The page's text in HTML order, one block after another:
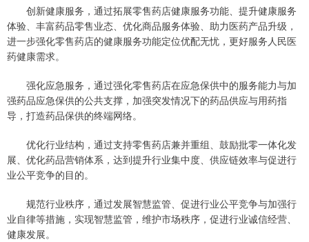
创新健康服务，通过拓展零售药店健康服务功能、提升健康服务
体验、丰富药品零售业态、优化商品服务体验、助力医药产品升级，
进一步强化零售药店的健康服务功能定位优配无忧，更好服务人民医
药健康需求。
强化应急服务，通过强化零售药店在应急保供中的服务能力与加
强药品应急保供的公共支撑，加强突发情况下的药品供应与用药指
导，打造药品保供的终端网络。
优化行业结构，通过支持零售药店兼并重组、鼓励批零一体化发
展、优化药品营销体系，达到提升行业集中度、供应链效率与促进行
业公平竞争的目的。
规范行业秩序，通过发展智慧监管、促进行业公平竞争与加强行
业自律等措施，实现智慧监管，维护市场秩序，促进行业诚信经营、
健康发展。